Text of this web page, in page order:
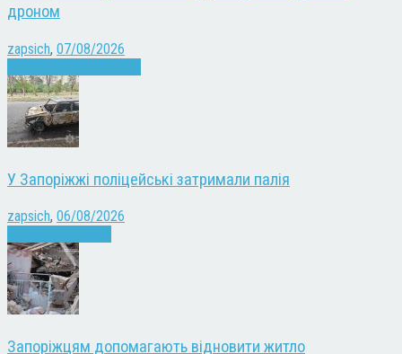
дроном
zapsich, 07/08/2026
У Запоріжжі поліцейські затримали палія
zapsich, 06/08/2026
Запоріжцям допомагають відновити житло